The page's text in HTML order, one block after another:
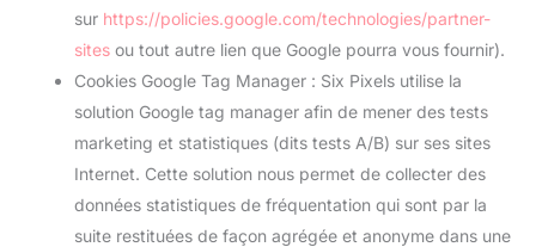
sur https://policies.google.com/technologies/partner-
sites ou tout autre lien que Google pourra vous fournir).
Cookies Google Tag Manager : Six Pixels utilise la
solution Google tag manager afin de mener des tests
marketing et statistiques (dits tests A/B) sur ses sites
Internet. Cette solution nous permet de collecter des
données statistiques de fréquentation qui sont par la
suite restituées de façon agrégée et anonyme dans une